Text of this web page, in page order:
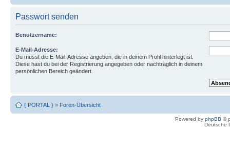
Passwort senden
Benutzername:
E-Mail-Adresse:
Du musst die E-Mail-Adresse angeben, die in deinem Profil hinterlegt ist.
Diese hast du bei der Registrierung angegeben oder nachträglich in deinem
persönlichen Bereich geändert.
{ PORTAL } » Foren-Übersicht
Powered by phpBB ©
Deutsche